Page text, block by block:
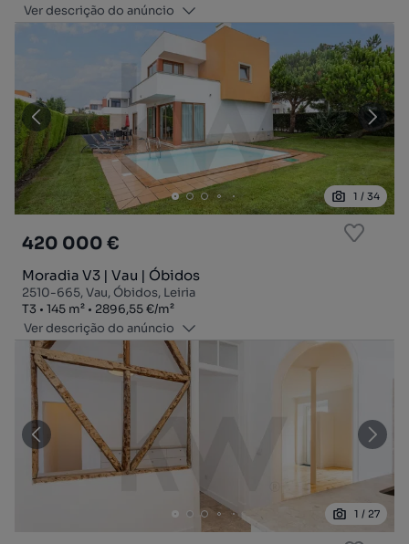
Ver descrição do anúncio
1 / 34
420 000 €
Moradia V3 | Vau | Óbidos
2510-665, Vau, Óbidos, Leiria
Tipologia
T3
Zona145 m²
Preço por metro quadrado
2896,55 €/m²
Ver descrição do anúncio
1 / 27